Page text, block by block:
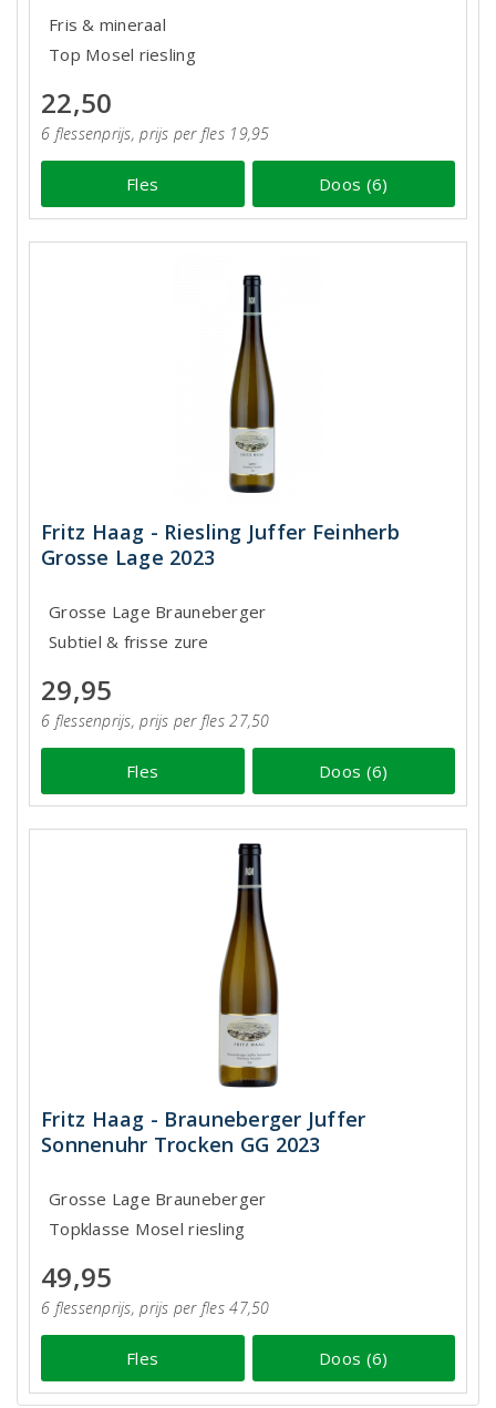
Fris & mineraal
Top Mosel riesling
22,50
6 flessenprijs, prijs per fles 19,95
Fles Doos (6)
Fritz Haag - Riesling Juffer Feinherb
Grosse Lage 2023
Grosse Lage Brauneberger
Subtiel & frisse zure
29,95
6 flessenprijs, prijs per fles 27,50
Fles Doos (6)
Fritz Haag - Brauneberger Juffer
Sonnenuhr Trocken GG 2023
Grosse Lage Brauneberger
Topklasse Mosel riesling
49,95
6 flessenprijs, prijs per fles 47,50
Fles Doos (6)